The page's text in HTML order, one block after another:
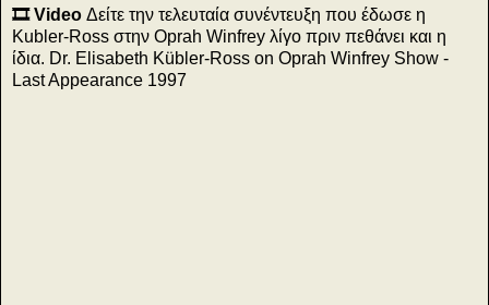
🎞️ Video Δείτε την τελευταία συνέντευξη που έδωσε η
Kubler-Ross στην Oprah Winfrey λίγο πριν πεθάνει και η
ίδια. Dr. Elisabeth Kübler-Ross on Oprah Winfrey Show -
Last Appearance 1997